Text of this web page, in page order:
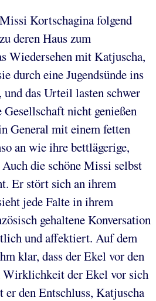
Kortschagina folgend
deren Haus zum
Wiedersehen mit Katjuscha,
durch eine Jugendsünde ins
das Urteil lasten schwer
Gesellschaft nicht genießen
General mit einem fetten
an wie ihre bettlägerige,
die schöne Missi selbst
Er stört sich an ihrem
jede Falte in ihrem
gehaltene Konversation
und affektiert. Auf dem
klar, dass der Ekel vor den
Wirklichkeit der Ekel vor sich
er den Entschluss, Katjuscha